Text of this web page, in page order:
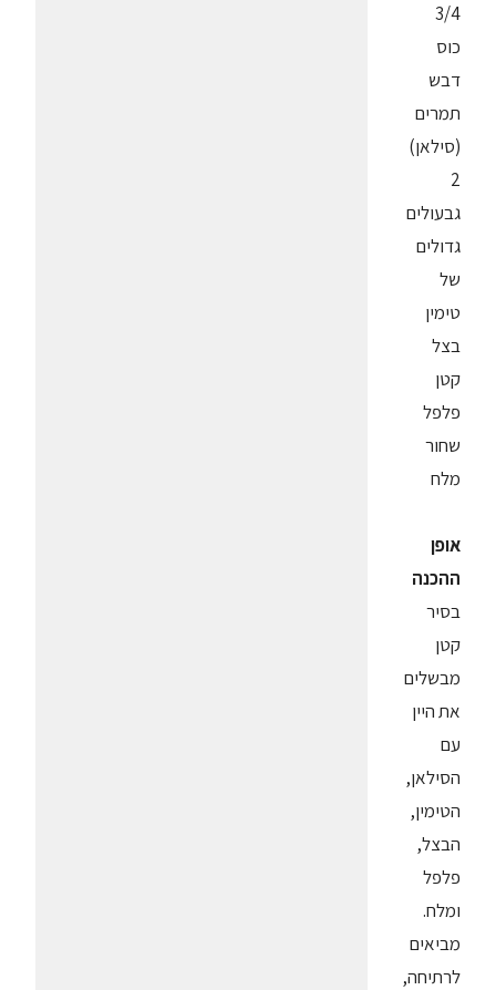
3/4
כוס
דבש
תמרים
(סילאן)
2
גבעולים
גדולים
של
טימין
בצל
קטן
פלפל
שחור
מלח
אופן
ההכנה
בסיר
קטן
מבשלים
את היין
עם
הסילאן,
הטימין,
הבצל,
פלפל
ומלח.
מביאים
לרתיחה,